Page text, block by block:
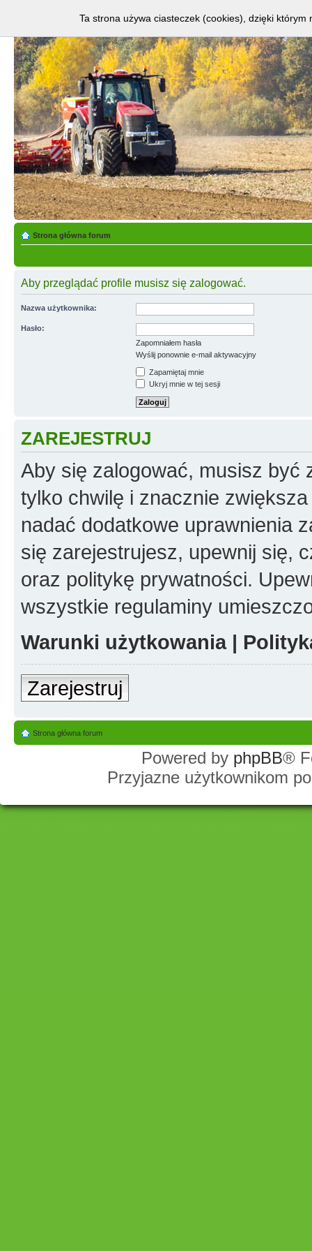
Strona główna forum
Aby przeglądać profile musisz się zalogować.
Nazwa użytkownika:
Hasło:
Zapomniałem hasła
Wyślij ponownie e-mail aktywacyjny
Zapamiętaj mnie
Ukryj mnie w tej sesji
ZAREJESTRUJ
Aby się zalogować, musisz być
tylko chwilę i znacznie
nadać dodatkowe uprawnienia
się zarejestrujesz, upewnij się,
oraz politykę prywatności.
wszystkie regulaminy
Warunki użytkowania|
Zarejestruj
Strona główna forum
Powered by phpBB®
Przyjazne użytkownikom
Ta strona używa ciasteczek (cookies), dzięki którym